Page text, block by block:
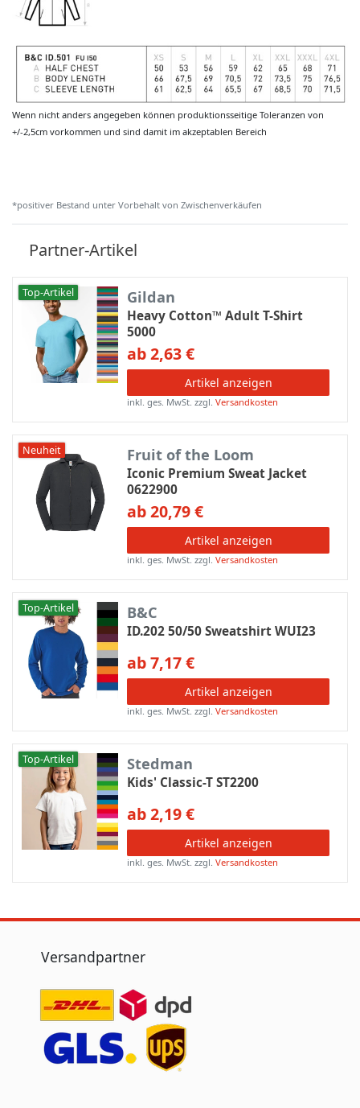
Wenn nicht anders angegeben können produktionsseitige Toleranzen von
+/-2,5cm vorkommen und sind damit im akzeptablen Bereich
*positiver Bestand unter Vorbehalt von Zwischenverkäufen
Partner-Artikel
Top-Artikel Gildan
Heavy Cotton™ Adult T-Shirt
5000
ab 2,63 €
Artikel anzeigen
inkl. ges. MwSt. zzgl.Versandkosten
Neuheit Fruit of the Loom
Iconic Premium Sweat Jacket
0622900
ab 20,79 €
Artikel anzeigen
inkl. ges. MwSt. zzgl.Versandkosten
Top-Artikel B&C
ID.202 50/50 Sweatshirt WUI23
ab 7,17 €
Artikel anzeigen
inkl. ges. MwSt. zzgl.Versandkosten
Top-Artikel Stedman
Kids' Classic-T ST2200
ab 2,19 €
Artikel anzeigen
inkl. ges. MwSt. zzgl.Versandkosten
Versandpartner